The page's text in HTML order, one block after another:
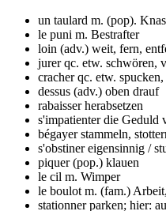
un taulard m. (pop).
le puni m. Bestrafter
loin (adv.) weit, fern,
jurer qc. etw. schwören,
cracher qc. etw. spucken,
dessus (adv.) oben drauf
rabaisserherabsetzen
s'impatienterdie Geduld
bégayerstammeln,
s'obstinereigensinnig /
piquer (pop.) klauen
le cil m. Wimper
le boulot m. (fam.)
stationnerparken; hier: